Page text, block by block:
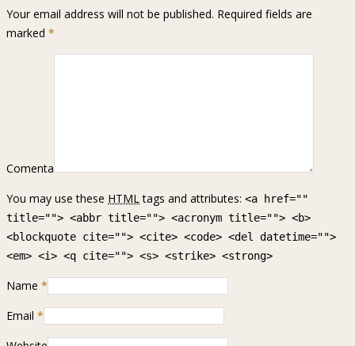
Your email address will not be published. Required fields are
marked *
Comenta
You may use these HTMLtags and attributes: <a href=""
title=""> <abbr title=""> <acronym title=""> <b>
<blockquote cite=""> <cite> <code> <del datetime="">
<em> <i> <q cite=""> <s> <strike> <strong>
Name *
Email *